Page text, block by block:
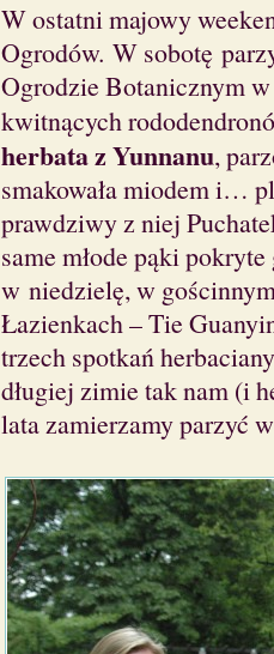
W ostatni majowy
Ogrodów. W sobotę
Ogrodzie Botanicznym
kwitnących
herbata z Yunnanu,
smakowała miodem i…
prawdziwy z niej
same młode pąki
w niedzielę, w
Łazienkach – Tie
trzech spotkań
długiej zimie tak nam (i
lata zamierzamy parzyć